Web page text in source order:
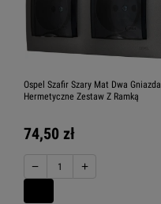
Ospel Szafir Szary Mat Dwa Gniazda
Hermetyczne Zestaw Z Ramką
74,50 zł
− +